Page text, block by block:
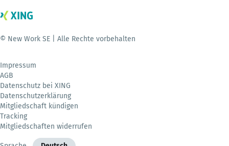
© New Work SE | Alle Rechte vorbehalten
Impressum
AGB
Datenschutz bei XING
Datenschutzerklärung
Mitgliedschaft kündigen
Tracking
Mitgliedschaften widerrufen